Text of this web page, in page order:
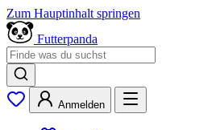
Zum Hauptinhalt springen
Futterpanda
Anmelden